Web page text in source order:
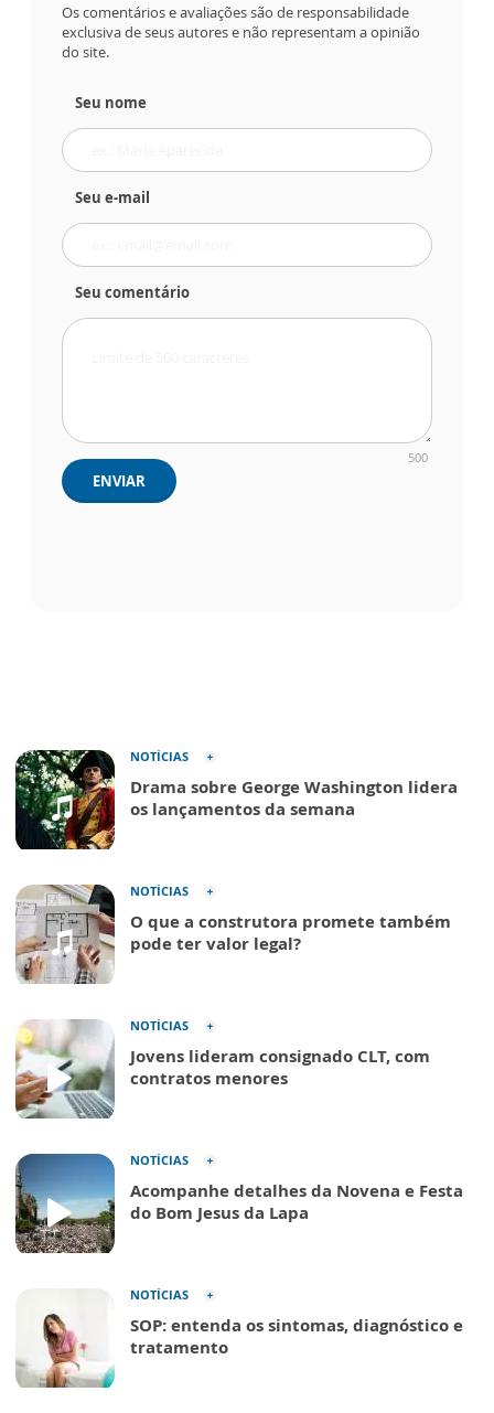
Os comentários e avaliações são de responsabilidade
exclusiva de seus autores e não representam a opinião
do site.
Seu nome
Seu e-mail
Seu comentário
500
ENVIAR
NOTÍCIAS
Drama sobre George Washington lidera
os lançamentos da semana
NOTÍCIAS
O que a construtora promete também
pode ter valor legal?
NOTÍCIAS
Jovens lideram consignado CLT, com
contratos menores
NOTÍCIAS
Acompanhe detalhes da Novena e Festa
do Bom Jesus da Lapa
NOTÍCIAS
SOP: entenda os sintomas, diagnóstico e
tratamento